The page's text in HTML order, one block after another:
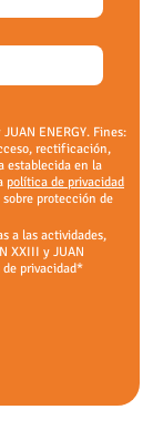
ENERGY. Fines:
rectificación,
establecida en la
política de privacidad
protección de
a las actividades,
XXIII y JUAN
privacidad*